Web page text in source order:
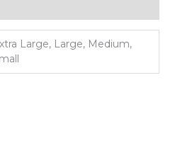
Large, Large, Medium,